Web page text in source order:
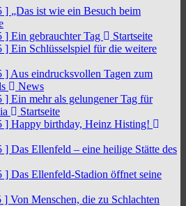
] „Das ist wie ein Besuch beim
] Ein gebrauchter Tag
Startseite
] Ein Schlüsselspiel für die weitere
] Aus eindrucksvollen Tagen zum
News
] Ein mehr als gelungener Tag für
Startseite
] Happy birthday, Heinz Histing!
] Das Ellenfeld – eine heilige Stätte des
] Das Ellenfeld-Stadion öffnet seine
] Von Menschen, die zu Schlachten